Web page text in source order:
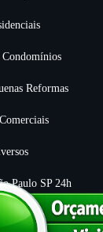
Condomínios
Reformas
Paulo SP 24h